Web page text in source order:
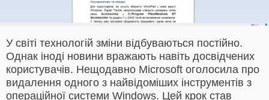
У світі технологій зміни відбуваються постійно.
Однак іноді новини вражають навіть досвідчених
користувачів. Нещодавно Microsoft оголосила про
видалення одного з найвідоміших інструментів з
операційної системи Windows. Цей крок став